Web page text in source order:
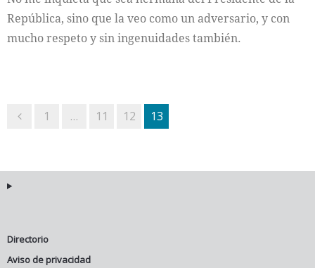
República, sino que la veo como un adversario, y con
mucho respeto y sin ingenuidades también.
1 … 11 12 13
Directorio
Aviso de privacidad